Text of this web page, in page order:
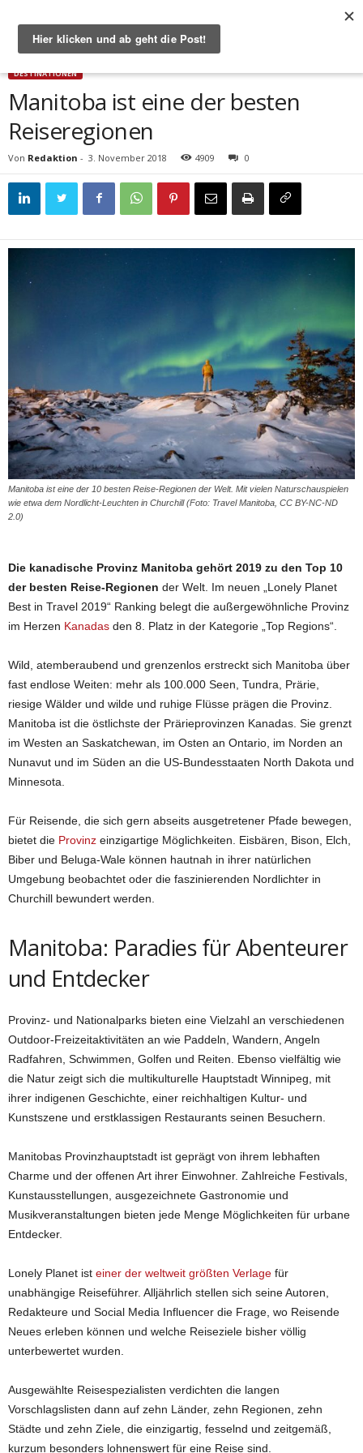
Start Destinationen Manitoba ist eine der besten Reiseregionen
DESTINATIONEN
Manitoba ist eine der besten
Reiseregionen
Von Redaktion - 3. November 2018 4909 0
Manitoba ist eine der 10 besten Reise-Regionen der Welt. Mit vielen Naturschauspielen
wie etwa dem Nordlicht-Leuchten in Churchill (Foto: Travel Manitoba, CC BY-NC-ND
2.0)
Die kanadische Provinz Manitoba gehört 2019 zu den Top 10
der besten Reise-Regionen der Welt. Im neuen „Lonely Planet
Best in Travel 2019“ Ranking belegt die außergewöhnliche Provinz
im Herzen Kanadas den 8. Platz in der Kategorie „Top Regions“.
Wild, atemberaubend und grenzenlos erstreckt sich Manitoba über
fast endlose Weiten: mehr als 100.000 Seen, Tundra, Prärie,
riesige Wälder und wilde und ruhige Flüsse prägen die Provinz.
Manitoba ist die östlichste der Prärieprovinzen Kanadas. Sie grenzt
im Westen an Saskatchewan, im Osten an Ontario, im Norden an
Nunavut und im Süden an die US-Bundesstaaten North Dakota und
Minnesota.
Für Reisende, die sich gern abseits ausgetretener Pfade bewegen,
bietet die Provinz einzigartige Möglichkeiten. Eisbären, Bison, Elch,
Biber und Beluga-Wale können hautnah in ihrer natürlichen
Umgebung beobachtet oder die faszinierenden Nordlichter in
Churchill bewundert werden.
Manitoba: Paradies für Abenteurer
und Entdecker
Provinz- und Nationalparks bieten eine Vielzahl an verschiedenen
Outdoor-Freizeitaktivitäten an wie Paddeln, Wandern, Angeln
Radfahren, Schwimmen, Golfen und Reiten. Ebenso vielfältig wie
die Natur zeigt sich die multikulturelle Hauptstadt Winnipeg, mit
ihrer indigenen Geschichte, einer reichhaltigen Kultur- und
Kunstszene und erstklassigen Restaurants seinen Besuchern.
Manitobas Provinzhauptstadt ist geprägt von ihrem lebhaften
Charme und der offenen Art ihrer Einwohner. Zahlreiche Festivals,
Kunstausstellungen, ausgezeichnete Gastronomie und
Musikveranstaltungen bieten jede Menge Möglichkeiten für urbane
Entdecker.
Lonely Planet ist einer der weltweit größten Verlage für
unabhängige Reiseführer. Alljährlich stellen sich seine Autoren,
Redakteure und Social Media Influencer die Frage, wo Reisende
Neues erleben können und welche Reiseziele bisher völlig
unterbewertet wurden.
Ausgewählte Reisespezialisten verdichten die langen
Vorschlagslisten dann auf zehn Länder, zehn Regionen, zehn
Städte und zehn Ziele, die einzigartig, fesselnd und zeitgemäß,
kurzum besonders lohnenswert für eine Reise sind.